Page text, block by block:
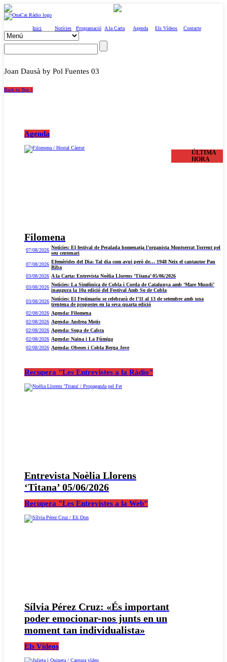
Inici Notícies Programació A la Carta Agenda Els Vídeos Contacte
Joan Dausà by Pol Fuentes 03
Back to Top ↑
Agenda
Filomena
ÚLTIMA
HORA
07/08/2026 Notícies: El festival de Peralada homenatja l’organista Montserrat Torrent pel
seu centenari
07/08/2026 Efemèrides del Dia: Tal dia com avui però de… 1948 Neix el cantautor Pau
Riba
03/08/2026 A la Carta: Entrevista Noèlia Llorens ‘Titana’ 05/06/2026
03/08/2026 Notícies: La Simfònica de Cobla i Corda de Catalunya amb ‘Mare Mundi’
inaugura la 10a edició del Festival Amb So de Cobla
03/08/2026 Notícies: El Festimariu se celebrarà de l’11 al 13 de setembre amb una
trentena de propostes en la seva quarta edició
02/08/2026 Agenda: Filomena
02/08/2026 Agenda: Andrea Motis
02/08/2026 Agenda: Sopa de Cabra
02/08/2026 Agenda: Naina i La Fúmiga
02/08/2026 Agenda: Obeses i Cobla Berga Jove
Recupera "Les Entrevistes a la Ràdio"
Entrevista Noèlia Llorens
‘Titana’ 05/06/2026
Recupera "Les Entrevistes a la Web"
Sílvia Pérez Cruz: «És important
poder emocionar-nos junts en un
moment tan individualista»
Els Vídeos